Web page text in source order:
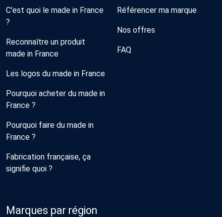
C'est quoi le made in France
?
Reconnaître un produit
made in France
Les logos du made in France
Pourquoi acheter du made in
France ?
Pourquoi faire du made in
France ?
Fabrication française, ça
signifie quoi ?
Référencer ma marque
Nos offres
FAQ
Marques par région